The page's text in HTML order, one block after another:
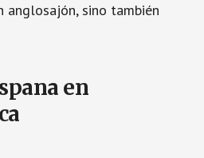
sino también
en